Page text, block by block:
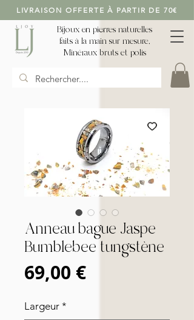
LIVRAISON OFFERTE À PARTIR DE 70€
Bijoux en pierres naturelles
faits à la main sur mesure,
Minéraux bruts et polis
Anneau bague Jaspe
Bumblebee tungstène
69,00 €Prix
Largeur *